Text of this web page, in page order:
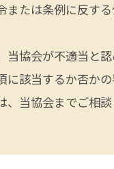
または条例に反す
当協会が不適当と認
に該当するか否か
、当協会までご相談